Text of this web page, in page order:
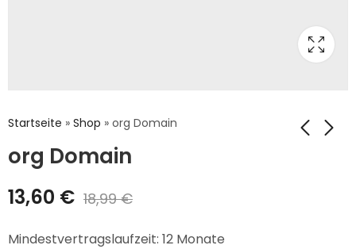
Startseite » Shop » org Domain
org Domain
13,60 € 18,99€
Mindestvertragslaufzeit: 12 Monate